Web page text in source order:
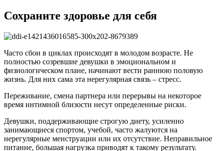
Сохраните здоровье для себя
Часто сбои в циклах происходят в молодом возрасте. Не
полностью созревшие девушки в эмоциональном и
физиологическом плане, начинают вести раннюю половую
жизнь. Для них сама эта нерегулярная связь – стресс.
Переживание, смена партнера или перерывы на некоторое
время интимной близости несут определенные риски.
Девушки, поддерживающие строгую диету, усиленно
занимающиеся спортом, учебой, часто жалуются на
нерегулярные менструации или их отсутствие. Неправильное
питание, большая нагрузка приводят к такому результату.